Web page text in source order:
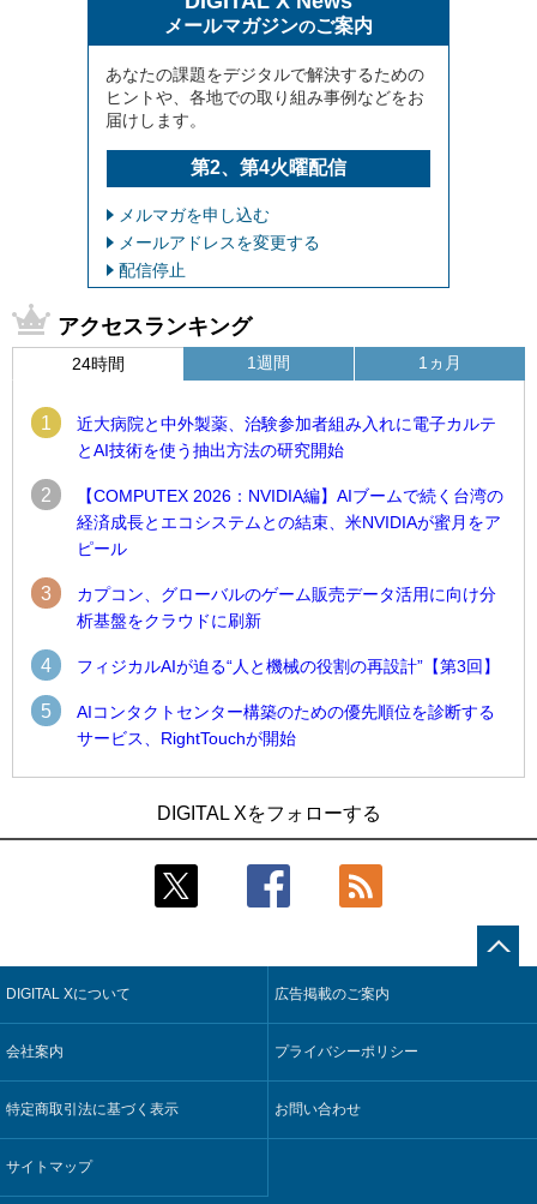
メールマガジンのご案内
あなたの課題をデジタルで解決するための
ヒントや、各地での取り組み事例などをお
届けします。
第2、第4火曜配信
メルマガを申し込む
メールアドレスを変更する
配信停止
アクセスランキング
24時間
1
近大病院と中外製薬、治験参加者組み入れに電子カルテ
とAI技術を使う抽出方法の研究開始
2
【COMPUTEX 2026：NVIDIA編】AIブームで続く台湾の
経済成長とエコシステムとの結束、米NVIDIAが蜜月をア
ピール
3
カプコン、グローバルのゲーム販売データ活用に向け分
析基盤をクラウドに刷新
4 フィジカルAIが迫る“人と機械の役割の再設計”【第3回】
5
AIコンタクトセンター構築のための優先順位を診断する
サービス、RightTouchが開始
1週間
技術を使う抽出方法の研究開始
Umios、消費者起点の販売計画策定に向けたAIシステムを本格
コスモ石油、製油所の設備点検への四足歩行ロボット利用を
検証
【COMPUTEX 2026：Arm編】チップ自社製造で鍵を握る台
5 フィジカルAIが迫る“人と機械の役割の再設計”【第3回】
1ヵ月
合基盤を本格稼働
鹿島建設、鋼管柱へのコンクリート充填時の異常を検出する
AIを遠隔監視システムに実装
近大病院と中外製薬、治験参加者組み入れに電子カルテとAI
技術を使う抽出方法の研究開始
そもそも今の仕事はAIエージェントを求めているのか【第25
5
製造業の現場の暗黙知を組織横断で活用するためのナレッジ
管理基盤、LIGHTzが提供
DIGITAL Xをフォローする
DIGITAL Xについて 広告掲載のご案内
会社案内 プライバシーポリシー
特定商取引法に基づく表示 お問い合わせ
サイトマップ